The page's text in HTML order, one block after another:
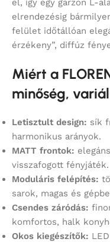
elrendezésig
felület időtállóan
érzékeny”, diffúz
Miért a
minőség,
Letisztult design: sík
harmonikus arányok.
MATT frontok:
visszafogott fényjáték.
Moduláris felépítés:
sarok, magas és
Csendes záródás:
komfortos, halk
Okos kiegészítők: